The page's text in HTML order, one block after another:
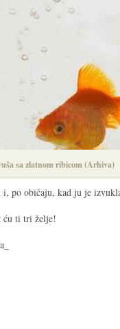
sa zlatnom ribicom (Arhiva)
po običaju, kad ju je
ću ti tri želje!